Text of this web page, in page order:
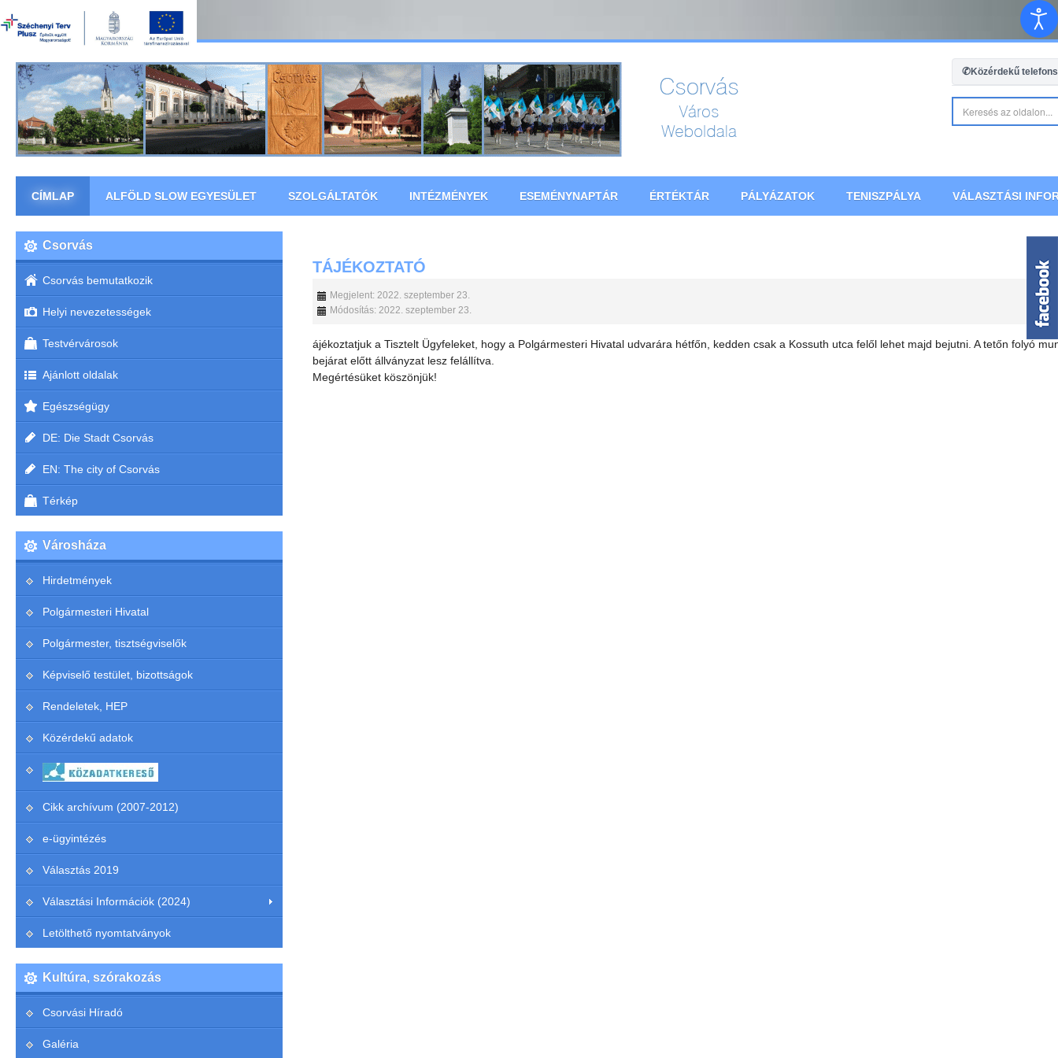
✆Közérdekű
CÍMLAP ALFÖLD SLOW EGYESÜLET SZOLGÁLTATÓK INTÉZMÉNYEK ESEMÉNYNAPTÁR ÉRTÉKTÁR PÁLYÁZATOK TENISZPÁLYA VÁLASZTÁSI
TÁJÉKOZTATÓ
Megjelent: 2022. szeptember 23.
Módosítás: 2022. szeptember 23.
ájékoztatjuk a Tisztelt Ügyfeleket, hogy a Polgármesteri Hivatal udvarára hétfőn, kedden csak a Kossuth utca felől lehet majd bejutni. A tetőn folyó
bejárat előtt állványzat lesz felállítva.
Megértésüket köszönjük!
Csorvás
Csorvás bemutatkozik
Helyi nevezetességek
Testvérvárosok
Ajánlott oldalak
Egészségügy
DE: Die Stadt Csorvás
EN: The city of Csorvás
Térkép
Városháza
Hirdetmények
Polgármesteri Hivatal
Polgármester, tisztségviselők
Képviselő testület, bizottságok
Rendeletek, HEP
Közérdekű adatok
Cikk archívum (2007-2012)
e-ügyintézés
Választás 2019
Választási Információk (2024)
Letölthető nyomtatványok
Kultúra, szórakozás
Csorvási Híradó
Galéria